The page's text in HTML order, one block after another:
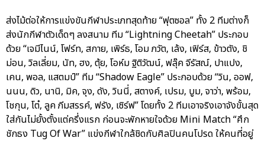
ส่งไม้ต่อให้การแข่งขันกีฬาประเภทสุดท้าย “ฟุตซอล” ทั้ง 2 ทีมต่างก็
ส่งนักกีฬาตัวเด็ดๆ ลงสนาม ทีม “Lightning Cheetah” ประกอบ
ด้วย “เจมีไนน์, โฟร์ท, สกาย, เพิร์ธ, โอม ภวัต, เล้ง, เฟิร์ส, ข้าวตัง, ชิ
ม่อน, วิลเลี่ยม, นัท, ฮง, ตุ้ย, โอห์ม ฐิติวัฒน์, ฟลุ๊ค จีรัสณ์, ปาแปง,
เคน, พอล, แสตมป์” ทีม “Shadow Eagle” ประกอบด้วย “วิน, ออฟ,
นนน, ดิว, นานิ, มิค, จุง, ดัง, วินนี่, สตางค์, เปรม, บูม, จาว่า, พร้อม,
โชกุน, โต๋, ลูค ภีมสรรค์, ฟรัง, เซิร์ฟ” โดยทั้ง 2 ทีมเอาจริงเอาจังขั้นสุด
ใส่กันไม่ยั้งตั้งแต่ครึ่งแรก ก่อนจะพักหายใจด้วย Mini Match “ศึก
ชักธง Tug Of War” แข่งกีฬาใกล้ชิดกับศิลปินคนโปรด ให้คนที่อยู่